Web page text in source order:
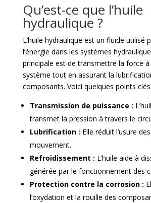
Qu’est-ce que l’huile
hydraulique ?
L’huile hydraulique est un fluide utilisé
l’énergie dans les systèmes
principale est de transmettre la force à
système tout en assurant la
composants. Voici quelques points
Transmission de puissance :
transmet la pression à travers le
Lubrification : Elle réduit l’usure
mouvement.
Refroidissement : L’huile aide à
générée par le fonctionnement des
Protection contre la corrosion :
l’oxydation et la rouille des